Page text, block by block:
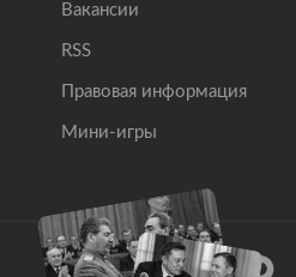
Вакансии
RSS
Правовая информация
Мини-игры